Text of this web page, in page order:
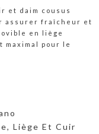
et daim cousus
assurer fraîcheur et
en liège
pour le
Liège Et Cuir